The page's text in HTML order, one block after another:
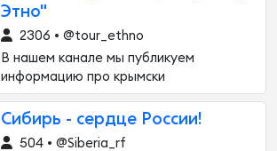
Этно"
2306 • @tour_ethno
В нашем канале мы публикуем
информацию про крымски
Сибирь - сердце России!
504 • @Siberia_rf